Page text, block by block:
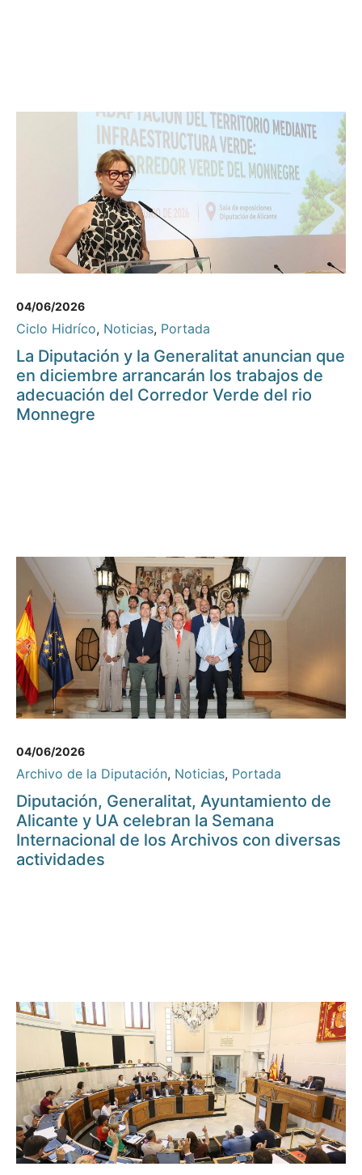
04/06/2026
Ciclo Hidríco, Noticias, Portada
La Diputación y la Generalitat anuncian que
en diciembre arrancarán los trabajos de
adecuación del Corredor Verde del rio
Monnegre
04/06/2026
Archivo de la Diputación, Noticias, Portada
Diputación, Generalitat, Ayuntamiento de
Alicante y UA celebran la Semana
Internacional de los Archivos con diversas
actividades